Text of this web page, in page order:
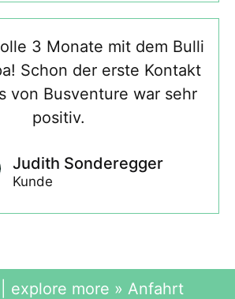
3 Monate mit dem Bulli
Schon der erste Kontakt
von Busventure war sehr
positiv.
Judith Sonderegger
Kunde
| explore more » Anfahrt